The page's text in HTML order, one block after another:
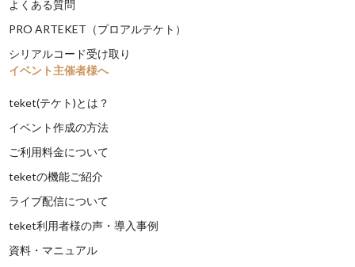
よくある質問
PRO ARTEKET（プロアルテケト）
シリアルコード受け取り
イベント主催者様へ
teket(テケト)とは？
イベント作成の方法
ご利用料金について
teketの機能ご紹介
ライブ配信について
teket利用者様の声・導入事例
資料・マニュアル